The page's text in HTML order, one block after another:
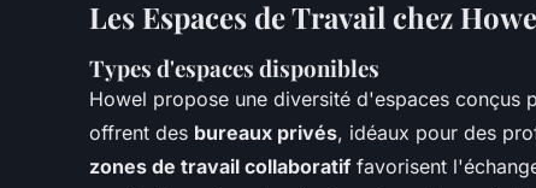
Les Espaces de Travail chez
Types d'espaces disponibles
Howel propose une diversité d'espaces conçus
offrent des bureaux privés, idéaux pour des
zones de travail collaboratif favorisent